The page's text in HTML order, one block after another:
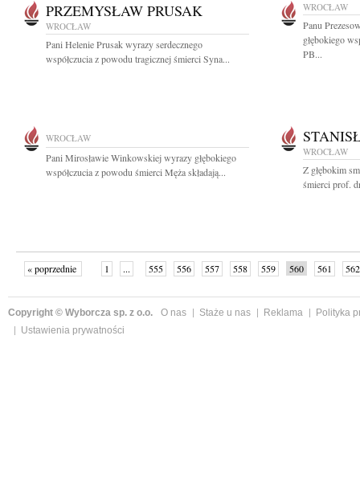
PRZEMYSŁAW PRUSAK
WROCŁAW
Pani Helenie Prusak wyrazy serdecznego
współczucia z powodu tragicznej śmierci Syna...
WROCŁAW
Panu
głębokiego
PB...
WROCŁAW
Pani Mirosławie Winkowskiej wyrazy głębokiego
współczucia z powodu śmierci Męża składają...
WROCŁAW
Z głębokim
śmierci prof.
« poprzednie 1 ... 555 556 557 558 559 560 561
562
Copyright © Wyborcza sp. z o.o. O nas Staże u nas Reklama
Polityka
Ustawienia prywatności